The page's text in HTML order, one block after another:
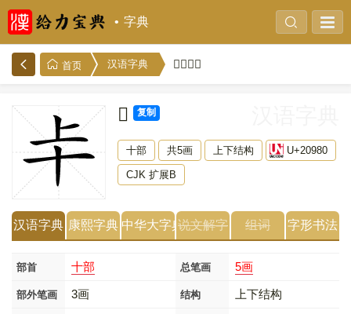
字典
首页 汉语字典 𠦀的解释
𠦀 复制
十部 共5画 上下结构 U+20980
CJK 扩展B
汉语字典 康熙字典 中华大字典说文解字 组词 字形书法
部首 十部 总笔画 5画
部外笔画 3画 结构 上下结构